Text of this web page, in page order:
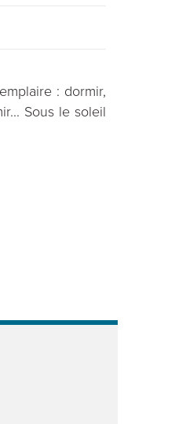
: dormir,
Sous le soleil